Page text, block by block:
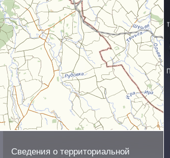
Сведения о территориальной